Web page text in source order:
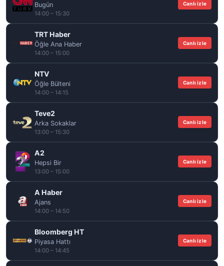
Bugün
14:00 – 15:30
Canlı izle
TRT Haber
Öğle Ana Haber
14:00 – 15:00
Canlı izle
NTV
Öğle Bülteni
14:00 – 14:15
Canlı izle
Teve2
Arka Sokaklar
13:00 – 15:30
Canlı izle
A2
Hepsi Bir
13:00 – 15:00
Canlı izle
A Haber
Ajans
14:00 – 14:50
Canlı izle
Bloomberg HT
Piyasa Hattı
14:00 – 14:45
Canlı izle